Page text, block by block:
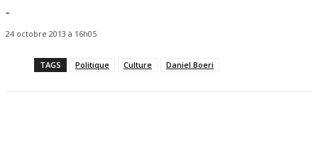
-
24 octobre 2013 à 16h05
TAGS Politique Culture Daniel Boeri